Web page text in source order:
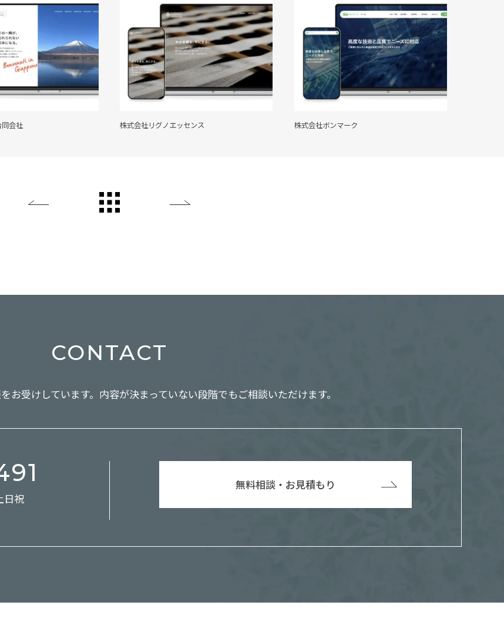
会社 株式会社リグノエッセンス 株式会社ボンマーク
CONTACT
お受けしています。 内容が決まっていない段階でもご相談いただけます。
無料相談・お見積もり
日祝